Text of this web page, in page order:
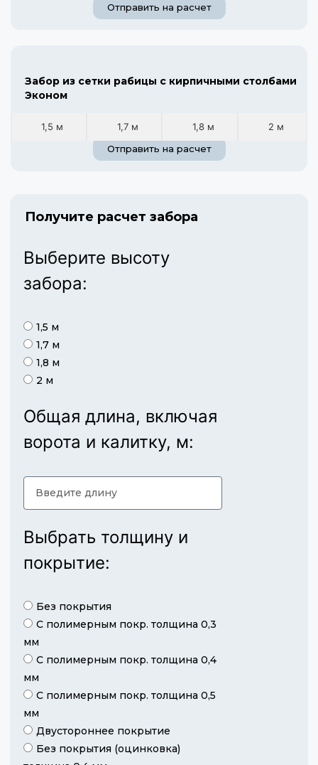
Отправить на расчет
Забор из сетки рабицы с кирпичными столбами
Эконом
1,5 м 1,7 м 1,8 м
2 м
Отправить на расчет
Получите расчет забора
Выберите высоту
забора:
1,5 м
1,7 м
1,8 м
2 м
Общая длина, включая
ворота и калитку, м:
Выбрать толщину и
покрытие:
Без покрытия
С полимерным покр. толщина 0,3
мм
С полимерным покр. толщина 0,4
мм
С полимерным покр. толщина 0,5
мм
Двустороннее покрытие
Без покрытия (оцинковка)